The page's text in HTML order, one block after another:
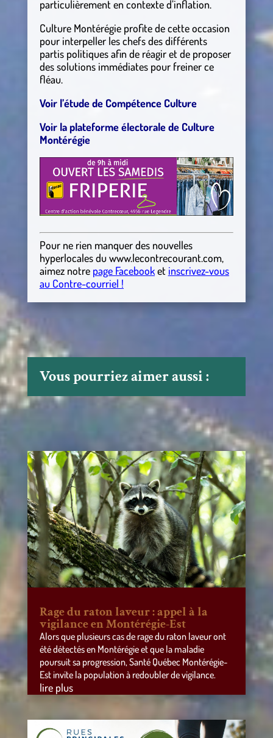
particulièrement en contexte d’inflation.
Culture Montérégie profite de cette occasion
pour interpeller les chefs des différents
partis politiques afin de réagir et de proposer
des solutions immédiates pour freiner ce
fléau.
Voir l’étude de Compétence Culture
Voir la plateforme électorale de Culture
Montérégie
Pour ne rien manquer des nouvelles
hyperlocalesdu www.lecontrecourant.com,
aimez notre page Facebooket inscrivez-vous
au Contre-courriel !
Vous pourriez aimer aussi :
Rage du raton laveur : appel à la
vigilance en Montérégie-Est
Alors que plusieurs cas de rage du raton laveur ont
été détectés en Montérégie et que la maladie
poursuit sa progression, Santé Québec Montérégie-
Est invite la population à redoubler de vigilance.
lire plus